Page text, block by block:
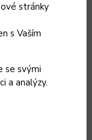
stránky
s Vaším
se svými
a analýzy.
a vybíráme